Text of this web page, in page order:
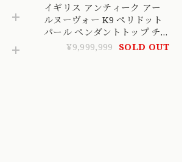
イギリス アンティーク アー
ルヌーヴォー K9 ペリドット
パール ペンダントトップ チ
ャーム ペンダント 〜ペリド
¥9,999,999 SOLD OUT